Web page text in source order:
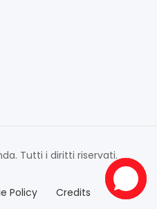
Tutti i diritti riservati.
Policy Credits